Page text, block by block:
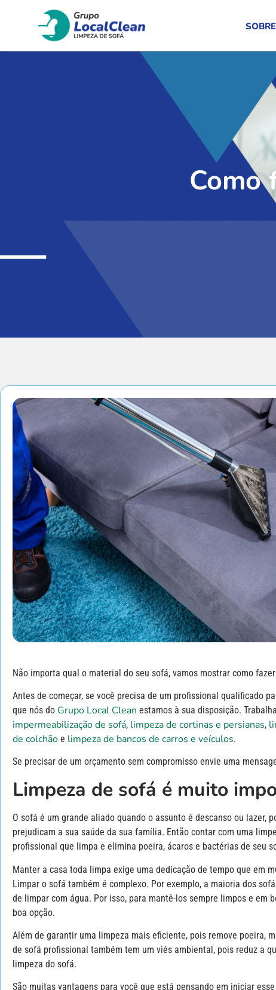
Como
Não importa qual o material do seu sofá, vamos mostrar como
Antes de começar, se você precisa de um profissional qualificado
que nós do Grupo Local Clean estamos à sua disposição.
impermeabilização de sofá, limpeza de cortinas e persianas,
de colchão e limpeza de bancos de carros e veículos.
Se precisar de um orçamento sem compromisso envie uma
Limpeza de sofá é muito
O sofá é um grande aliado quando o assunto é descanso ou lazer,
prejudicam a sua saúde da sua família. Então contar com uma
profissional que limpa e elimina poeira, ácaros e bactérias de seu
Manter a casa toda limpa exige uma dedicação de tempo que em
Limpar o sofá também é complexo. Por exemplo, a maioria dos
de limpar com água. Por isso, para mantê-los sempre limpos e em
boa opção.
Além de garantir uma limpeza mais eficiente, pois remove poeira,
de sofá profissional também tem um viés ambiental, pois reduz a
limpeza do sofá.
São muitas vantagens para você que está pensando em iniciar